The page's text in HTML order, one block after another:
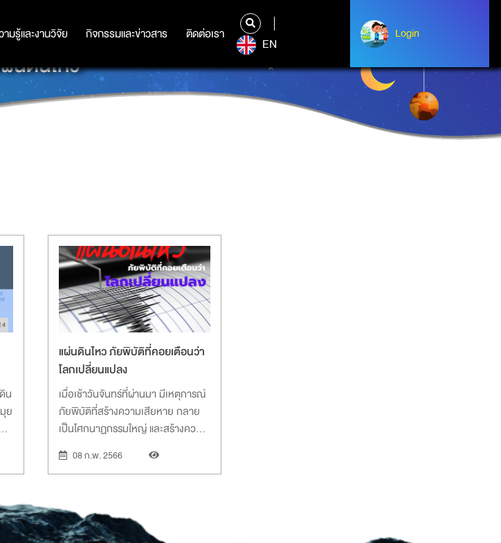
ามรู้และงานวิจัย กิจกรรมและข่าวสาร ติดต่อเรา
มรู้และงานวิจัย กิจกรรมและข่าวสาร ติดต่อเรา
EN
Login
Albert Einstein
นดินไหว
น
ย
ก
แผ่นดินไหว ภัยพิบัติที่คอยเตือนว่า
โลกเปลี่ยนแปลง
เมื่อเช้าวันจันทร์ที่ผ่านมา มีเหตุการณ์
ภัยพิบัติที่สร้างความเสียหาย กลาย
เป็นโศกนาฏกรรมใหญ่ และสร้างความ
ตื่นตกใจให้กับคนทั้งโลก นั่นคือแผ่นดิน
ไหวตุรกี-ซีเรีย แผ่นดินไหวขนาด 7.8
จำนวนมาก นับว่าเป็นหนึ่งภัยพิบัติ
รุนแรงที่เคยเกิดขึ้นในยุคสมัยนี้
08 ก.พ. 2566